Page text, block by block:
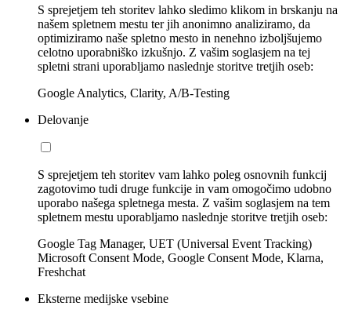
S sprejetjem teh storitev lahko sledimo klikom in brskanju na
našem spletnem mestu ter jih anonimno analiziramo, da
optimiziramo naše spletno mesto in nenehno izboljšujemo
celotno uporabniško izkušnjo. Z vašim soglasjem na tej
spletni strani uporabljamo naslednje storitve tretjih oseb:
Google Analytics, Clarity, A/B-Testing
Delovanje
S sprejetjem teh storitev vam lahko poleg osnovnih funkcij
zagotovimo tudi druge funkcije in vam omogočimo udobno
uporabo našega spletnega mesta. Z vašim soglasjem na tem
spletnem mestu uporabljamo naslednje storitve tretjih oseb:
Google Tag Manager, UET (Universal Event Tracking)
Microsoft Consent Mode, Google Consent Mode, Klarna,
Freshchat
Eksterne medijske vsebine